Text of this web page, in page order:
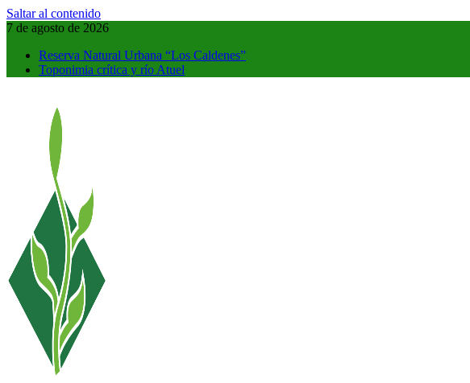
Saltar al contenido
7 de agosto de 2026
Reserva Natural Urbana “Los Caldenes”
Toponimia crítica y río Atuel